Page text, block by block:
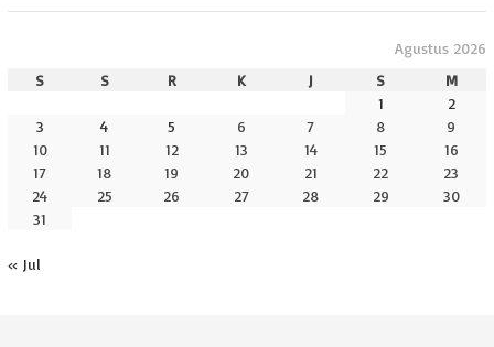
Agustus 2026
S
S R K J S
M
1
2
3
4 5 6 7 8
9
10
11 12 13 14 15
16
17
18 19 20 21 22
23
24
25 26 27 28 29
30
31
« Jul